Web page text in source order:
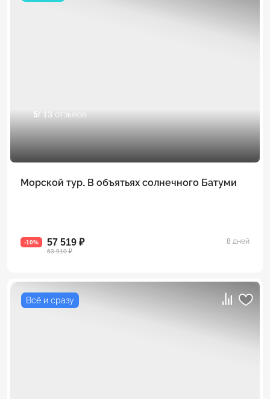
5/ 13 отзывов
Морской тур. В объятьях солнечного Батуми
-10% 57 519 ₽
63 910 ₽
8 дней
Всё и сразу